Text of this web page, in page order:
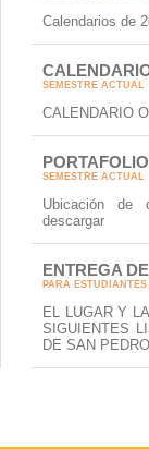
Calendarios de
SEMESTRE ACTUAL
CALENDARIO
SEMESTRE ACTUAL
Ubicación de
descargar
ENTREGA
PARA
EL LUGAR Y
SIGUIENTES
DE SAN